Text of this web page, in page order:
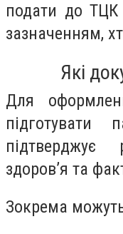
подати до ТЦК
зазначенням,
Які
Для
підготувати
підтверджує
здоров’я та
Зокрема